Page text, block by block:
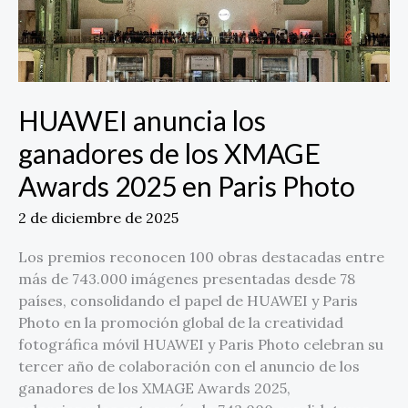
HUAWEI anuncia los
ganadores de los XMAGE
Awards 2025 en Paris Photo
2 de diciembre de 2025
Los premios reconocen 100 obras destacadas entre
más de 743.000 imágenes presentadas desde 78
países, consolidando el papel de HUAWEI y Paris
Photo en la promoción global de la creatividad
fotográfica móvil HUAWEI y Paris Photo celebran su
tercer año de colaboración con el anuncio de los
ganadores de los XMAGE Awards 2025,
2025
en
Paris
Photo